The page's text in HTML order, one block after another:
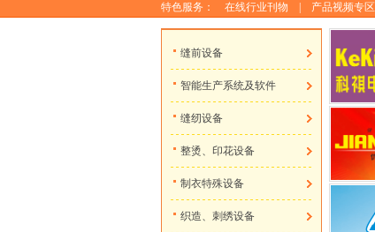
特色服务： 在线行业刊物 产品视频专区
缝前设备
智能生产系统及软件
缝纫设备
整烫、印花设备
制衣特殊设备
织造、刺绣设备